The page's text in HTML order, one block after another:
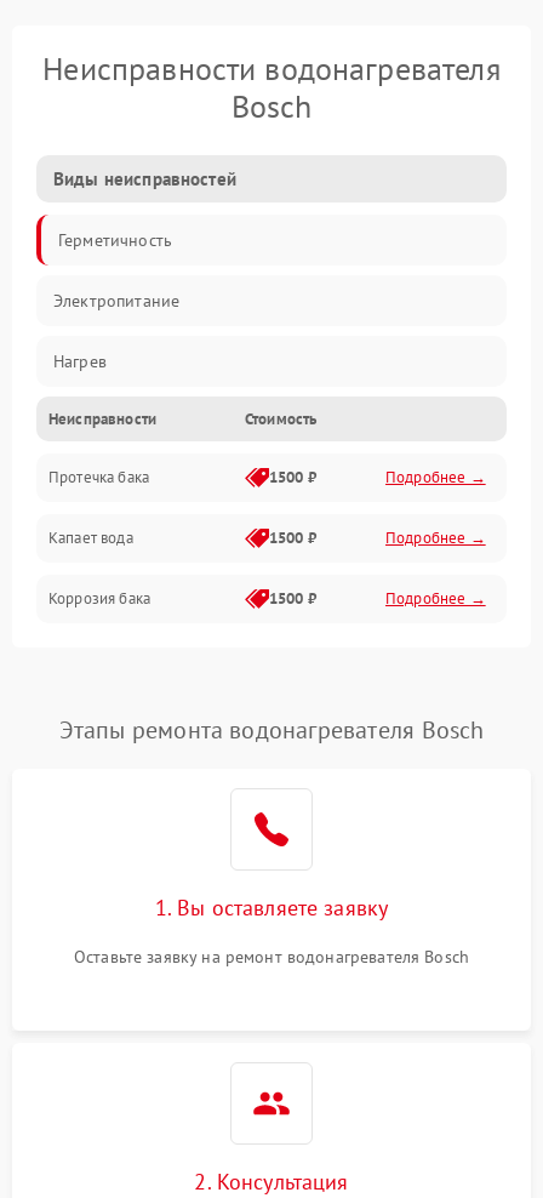
Неисправности водонагревателя
Bosch
Виды неисправностей
Герметичность
Электропитание
Нагрев
Датчики
Механика
Неисправности Стоимость
Протечка бака 1500 ₽ Подробнее →
Капает вода 1500 ₽ Подробнее →
Коррозия бака 1500 ₽ Подробнее →
Этапы ремонта водонагревателя Bosch
1. Вы оставляете заявку
Оставьте заявку на ремонт водонагревателя Bosch
2. Консультация